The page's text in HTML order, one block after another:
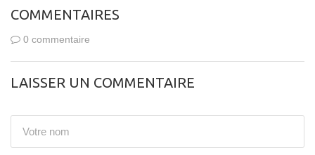
COMMENTAIRES
0 commentaire
LAISSER UN COMMENTAIRE